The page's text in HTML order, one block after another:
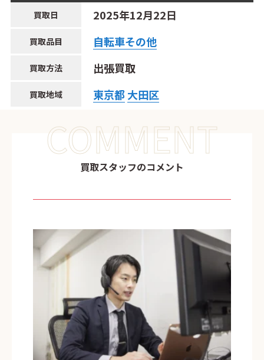
買取日 2025年12月22日
買取品目 自転車その他
買取方法 出張買取
買取地域 東京都大田区
買取スタッフのコメント
COMMENT